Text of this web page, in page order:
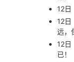
12日
12日
远，
12日
已！